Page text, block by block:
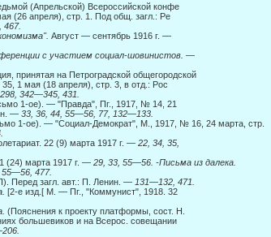
(Апрельской) Всероссийской конфе­
(26 апреля), стр. 1. Под общ. загл.: Ре­
467.
Август — сентябрь 1916 г. —
с участием социал-шовинистов. —
принятая на Петроградской общегородской
1 мая (18 апреля), стр. 3, в отд.: Рос­
342—345, 431.
1-ое). — "Правда", Пг., 1917, № 14, 21
— 33, 36, 44, 55—56, 77, 132—133.
1-ое). — "Социал-Демократ", М., 1917, № 16, 24 марта, стр.
22 (9) марта 1917 г. — 22, 34, 35,
(24) марта 1917 г. — 29, 33, 55—56. -Письма из далека.
55—56, 477.
Перед загл. авт.: П. Ленин. — 131—132, 471.
[2-е изд.[ М. — Пг., "Коммунист", 1918. 32
(Пояснения к проекту платформы, сост. Н.
большевиков и на Всерос. совещании